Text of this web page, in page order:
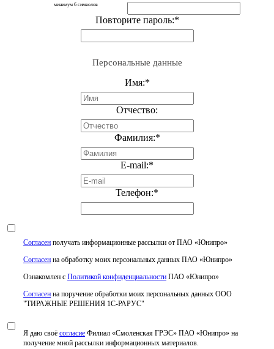
минимум 6 символов
Повторите пароль:*
Персональные данные
Имя:*
Отчество:
Фамилия:*
E-mail:*
Телефон:*
Согласен получать информационные рассылки от ПАО «Юнипро»
Согласен на обработку моих персональных данных ПАО «Юнипро»
Ознакомлен с Политикой конфиденциальности ПАО «Юнипро»
Согласен на поручение обработки моих персональных данных ООО
"ТИРАЖНЫЕ РЕШЕНИЯ 1С-РАРУС"
Я даю своё согласие Филиал «Смоленская ГРЭС» ПАО «Юнипро» на
получение мной рассылки информационных материалов.